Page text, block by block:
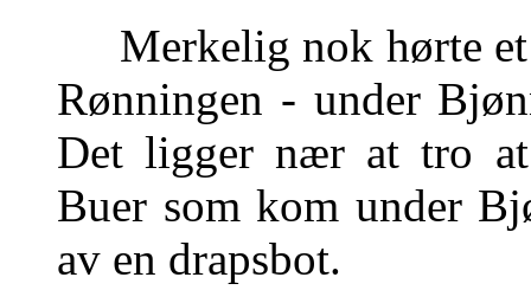
Merkelig nok hørte et
Rønningen - under
Det ligger nær at tro
Buer som kom under
av en drapsbot.